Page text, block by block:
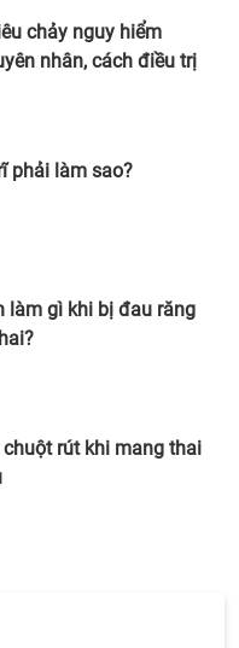
chảy nguy hiểm
nhân, cách điều trị
phải làm sao?
làm gì khi bị đau răng
rút khi mang thai